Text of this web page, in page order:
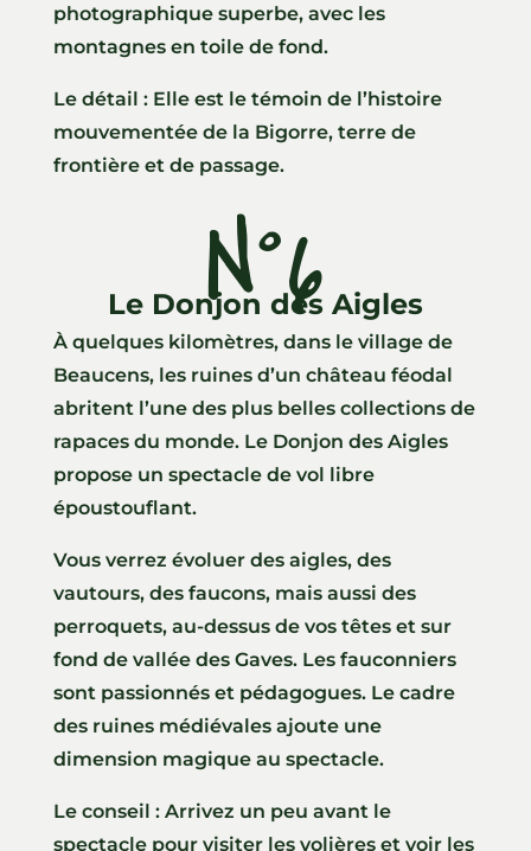
photographique superbe, avec les
montagnes en toile de fond.
Le détail : Elle est le témoin de l’histoire
mouvementée de la Bigorre, terre de
frontière et de passage.
N°6
Le Donjon des Aigles
À quelques kilomètres, dans le village de
Beaucens, les ruines d’un château féodal
abritent l’une des plus belles collections de
rapaces du monde. Le Donjon des Aigles
propose un spectacle de vol libre
époustouflant.
Vous verrez évoluer des aigles, des
vautours, des faucons, mais aussi des
perroquets, au-dessus de vos têtes et sur
fond de vallée des Gaves. Les fauconniers
sont passionnés et pédagogues. Le cadre
des ruines médiévales ajoute une
dimension magique au spectacle.
Le conseil : Arrivez un peu avant le
spectacle pour visiter les volières et voir les